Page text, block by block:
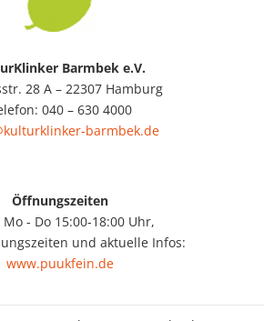
Barmbek e.V.
28 A – 22307 Hamburg
040 – 630 4000
barmbek.de
Öffnungszeiten
Mo - Do 15:00-18:00 Uhr,
und aktuelle Infos:
www.puukfein.de